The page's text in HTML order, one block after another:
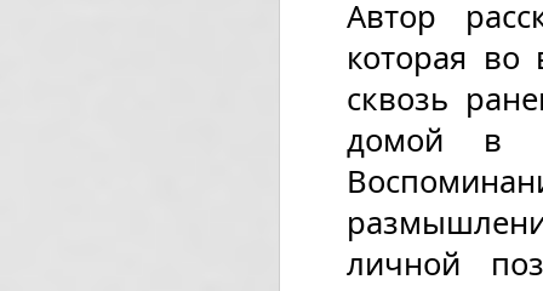
Автор
которая
сквозь
домой в
личной